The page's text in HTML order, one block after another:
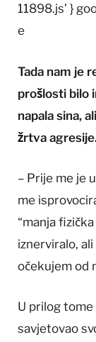
11898.js’ }
e
Tada nam je
prošlosti bilo
napala sina,
žrtva
– Prije me je
me
“manja
iznerviralo,
očekujem od
U prilog
savjetovao